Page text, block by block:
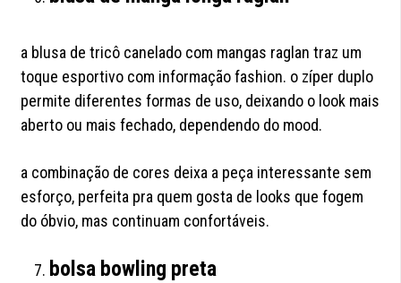
a blusa de tricô canelado com mangas raglan traz um
toque esportivo com informação fashion. o zíper duplo
permite diferentes formas de uso, deixando o look mais
aberto ou mais fechado, dependendo do mood.
a combinação de cores deixa a peça interessante sem
esforço, perfeita pra quem gosta de looks que fogem
do óbvio, mas continuam confortáveis.
bolsa bowling preta